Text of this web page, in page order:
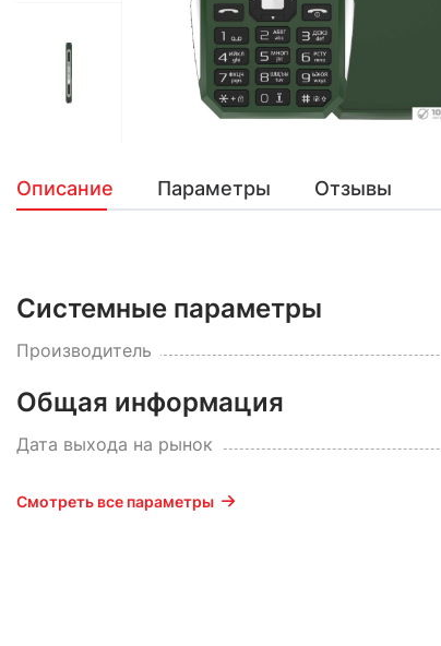
Описание Параметры Отзывы
Системные параметры
Производитель
Общая информация
Дата выхода на рынок
Смотреть все параметры